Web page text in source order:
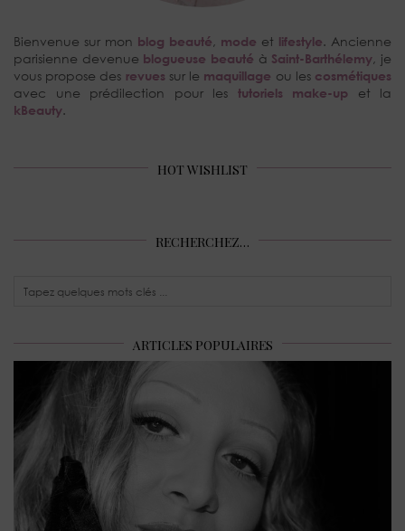
Bienvenue sur mon blog beauté, mode et lifestyle. Ancienne
parisienne devenue blogueuse beauté à Saint-Barthélemy, je
vous propose des revues sur le maquillage ou les cosmétiques
avec une prédilection pour les tutoriels make-up et la
kBeauty.
HOT WISHLIST
RECHERCHEZ…
ARTICLES POPULAIRES